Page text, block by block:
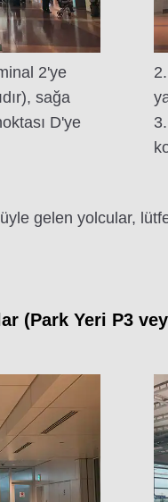
2'ye
sağa
D'ye
gelen yolcular,
(Park Yeri P3